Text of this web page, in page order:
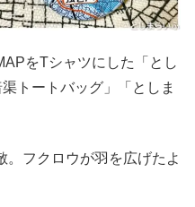
をTシャツにした「とし
トートバッグ」「としま
。フクロウが羽を広げたよ